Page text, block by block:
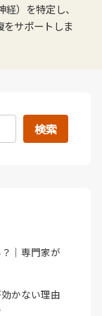
）を特定し、
サポートしま
検索
｜専門家が
かない理由